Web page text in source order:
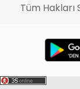
Tüm Hakları